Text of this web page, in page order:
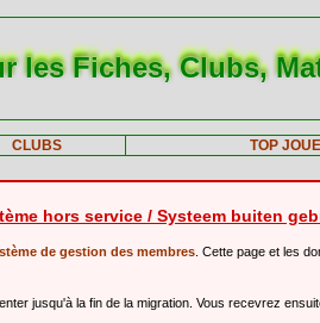
les Fiches, Clubs,
CLUBS TOP
hors service / Systeem buiten
de gestion des membres . Cette page et les
jusqu'à la fin de la migration. Vous recevrez